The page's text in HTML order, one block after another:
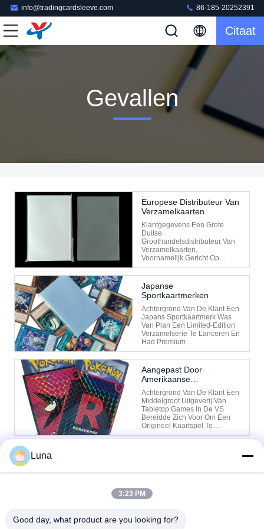
info@tradingcardsleeve.com 86-185-20252391
Citaat
Gevallen
Europese Distributeur Van
Verzamelkaarten
Klantgegevens Een Grote
Duitse
Groothandelsdistributeur Van
Verzamelkaarten,
Voornamelijk Gericht Op
Sport- En Animekaarten, Met
Een Sterke Aanwezigheid Op
De Europese Detailhandel. De
Uitdagingen Van De Cliënt
Met Een Jaarlijkse Verkoop
Van Meer Dan 5 Miljoen
Kaarten Hadden Zij Een
Enorme ...
Japanse
Sportkaartmerken
Achtergrond Van De Klant Een
Japans Sportkaartmerk Was
Van Plan Een Limited-Edition
Verzamelserie Te Lanceren En
Had Premium
Sportkaarthoesjes En Een
Trading Card Binder.
Uitdagingen Van De Klant Ze
Hadden Materialen Met Hoge
Transparantie En UV-
Bescherming Nodig Om Het
Vervagen Van Kaarten Te ...
Aangepast Door
Amerikaanse
Bordspeluitgevers
Achtergrond Van De Klant Een
Middelgroot Uitgeverij Van
Tabletop Games In De VS
Bereidde Zich Voor Om Een
Origineel Kaartspel Te
Lanceren. Ze Waren Van Plan
Deckbox Nodig Om Erbij Te
1
Luna
3:23 PM
Good day, what product are you looking for?